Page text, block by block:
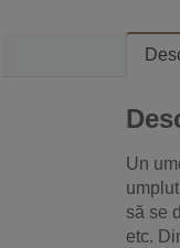
Un
să se
etc.